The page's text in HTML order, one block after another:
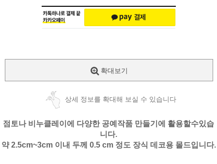
확대보기
상세 정보를 확대해 보실 수 있습니다
점토나 비누클레이에 다양한 공예작품 만들기에 활용할수있습
니다.
약 2.5cm~3cm 이내 두께 0.5 cm 정도 장식 데코용 몰드입니다.